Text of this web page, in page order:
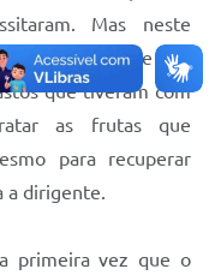
Mas neste
precisam é de um
que tiveram com
as frutas que
para recuperar
a dirigente.
primeira vez que o